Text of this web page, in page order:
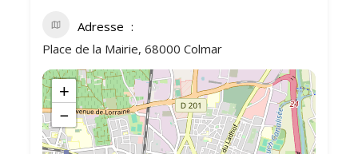
Adresse
Place de la Mairie, 68000 Colmar
+
−